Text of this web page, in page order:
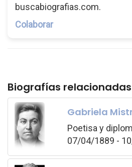
buscabiografias.com.
Colaborar
Biografías relacionadas
Gabriela
Poetisa y
07/04/1889 -